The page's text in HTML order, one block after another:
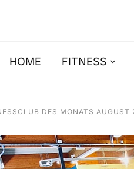
HOME FITNESS
DES MONATS AUGUST